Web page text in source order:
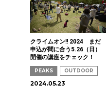
クライムオン!! 2024 まだ
申込が間に合う5.26（日）
開催の講座をチェック！
PEAKS OUTDOOR
2024.05.23